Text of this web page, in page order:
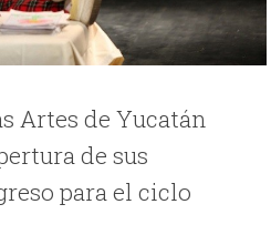
Artes de Yucatán
de sus
para el ciclo